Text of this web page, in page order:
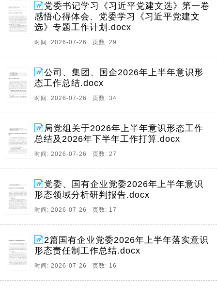
党委书记学习《习近平党建文选》第一卷
感悟心得体会、党委学习《习近平党建文
选》专题工作计划.docx
时间: 2026-07-26 页数: 29
公司、集团、国企2026年上半年意识形
态工作总结.docx
时间: 2026-07-26 页数: 34
局党组关于2026年上半年意识形态工作
总结及2026年下半年工作打算.docx
时间: 2026-07-26 页数: 27
党委、国有企业党委2026年上半年意识
形态领域分析研判报告.docx
时间: 2026-07-26 页数: 17
2篇国有企业党委2026年上半年落实意识
形态责任制工作总结.docx
时间: 2026-07-26 页数: 16